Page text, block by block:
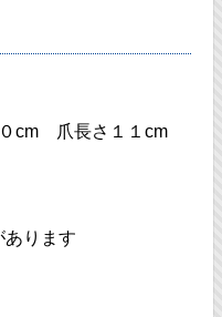
cm 爪長さ１１cm
あります